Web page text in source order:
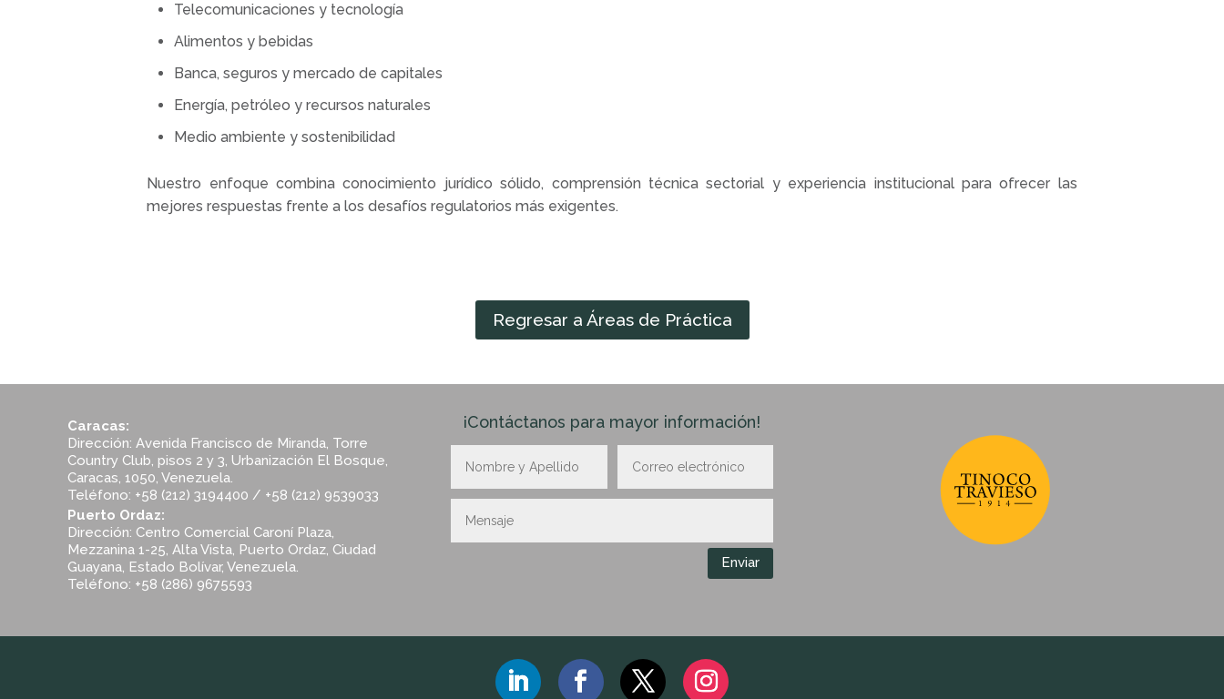
Telecomunicaciones y tecnología
Alimentos y bebidas
Banca, seguros y mercado de capitales
Energía, petróleo y recursos naturales
Medio ambiente y sostenibilidad
Nuestro enfoque combina conocimiento jurídico sólido, comprensión técnica sectorial y experiencia institucional para ofrecer las
mejores respuestas frente a los desafíos regulatorios más exigentes.
Regresar a Áreas de Práctica
Caracas:
Dirección: Avenida Francisco de Miranda, Torre
Country Club, pisos 2 y 3, Urbanización El Bosque,
Caracas, 1050, Venezuela.
Teléfono: +58 (212) 3194400 / +58 (212) 9539033
Puerto Ordaz:
Dirección: Centro Comercial Caroní Plaza,
Mezzanina 1-25, Alta Vista, Puerto Ordaz, Ciudad
Guayana, Estado Bolívar, Venezuela.
Teléfono: +58 (286) 9675593
¡Contáctanos para mayor información!
Enviar